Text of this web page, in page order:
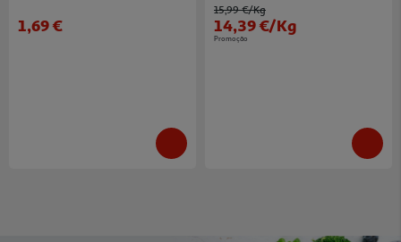
1,69 €
Price reduced from
15,99 €/Kgto
14,39 €/Kg
Promoção